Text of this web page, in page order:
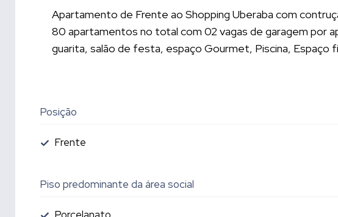
Apartamento de Frente ao Shopping Uberaba com
80 apartamentos no total com 02 vagas de garagem por
guarita, salão de festa, espaço Gourmet, Piscina, Espaço
Posição
Frente
Piso predominante da área social